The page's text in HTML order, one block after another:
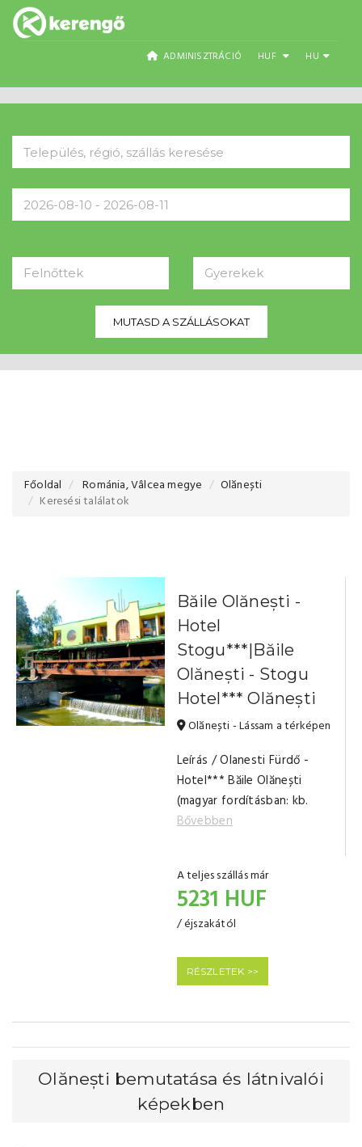
ADMINISZTRÁCIÓ HUF HU
Felnőttek Gyerekek
MUTASD A SZÁLLÁSOKAT
Főoldal Románia, Vâlcea megye
Olănești
Keresési találatok
Băile Olănești -
Hotel
Stogu***|Băile
Olănești - Stogu
Hotel*** Olănești
Olănești - Lássam a térképen
Leírás / Olanesti Fürdő -
Hotel*** Băile Olănești
(magyar fordításban: kb.
Bővebben
A teljes szállás már
5231 HUF
/ éjszakától
RÉSZLETEK >>
Olănești bemutatása és látnivalói
képekben